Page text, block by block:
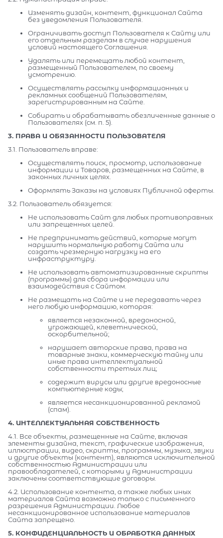
Изменять дизайн, контент, функционал Сайта
без уведомления Пользователя.
Ограничивать доступ Пользователя к Сайту или
его отдельным разделам в случае нарушения
условий настоящего Соглашения.
Удалять или перемещать любой контент,
размещенный Пользователем, по своему
усмотрению.
Осуществлять рассылку информационных и
рекламных сообщений Пользователям,
зарегистрированным на Сайте.
Собирать и обрабатывать обезличенные данные о
Пользователях (см. п. 5).
3. ПРАВА И ОБЯЗАННОСТИ ПОЛЬЗОВАТЕЛЯ
3.1. Пользователь вправе:
Осуществлять поиск, просмотр, использование
информации и Товаров, размещенных на Сайте, в
законных личных целях.
Оформлять Заказы на условиях Публичной оферты.
3.2. Пользователь обязуется:
Не использовать Сайт для любых противоправных
или запрещенных целей.
Не предпринимать действий, которые могут
нарушить нормальную работу Сайта или
создать чрезмерную нагрузку на его
инфраструктуру.
Не использовать автоматизированные скрипты
(программы) для сбора информации или
взаимодействия с Сайтом.
Не размещать на Сайте и не передавать через
него любую информацию, которая:
является незаконной, вредоносной,
угрожающей, клеветнической,
оскорбительной;
нарушает авторские права, права на
товарные знаки, коммерческую тайну или
иные права интеллектуальной
собственности третьих лиц;
содержит вирусы или другие вредоносные
компьютерные коды;
является несанкционированной рекламой
(спам).
4. ИНТЕЛЛЕКТУАЛЬНАЯ СОБСТВЕННОСТЬ
4.1. Все объекты, размещенные на Сайте, включая
элементы дизайна, текст, графические изображения,
иллюстрации, видео, скрипты, программы, музыка, звуки
и другие объекты (контент), являются исключительной
собственностью Администрации или
правообладателей, с которыми у Администрации
заключены соответствующие договоры.
4.2. Использование контента, а также любых иных
материалов Сайта возможно только с письменного
разрешения Администрации. Любое
несанкционированное использование материалов
Сайта запрещено.
5. КОНФИДЕНЦИАЛЬНОСТЬ И ОБРАБОТКА ДАННЫХ